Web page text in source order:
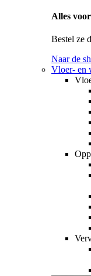
Alles
Bestel ze
Naar de
Vloer- en